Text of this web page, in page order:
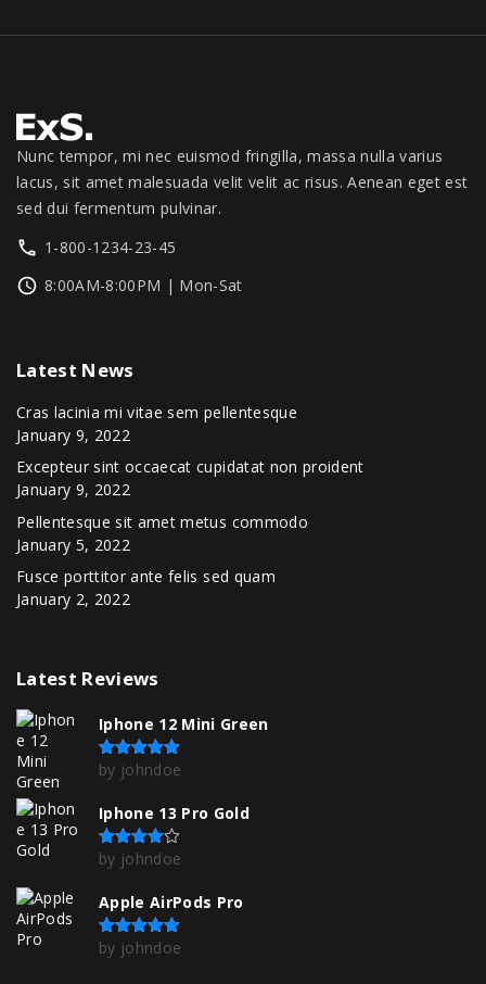
Nunc tempor, mi nec euismod fringilla, massa nulla varius
lacus, sit amet malesuada velit velit ac risus. Aenean eget est
sed dui fermentum pulvinar.
1-800-1234-23-45
8:00AM-8:00PM | Mon-Sat
Latest News
Cras lacinia mi vitae sem pellentesque
January 9, 2022
Excepteur sint occaecat cupidatat non proident
January 9, 2022
Pellentesque sit amet metus commodo
January 5, 2022
Fusce porttitor ante felis sed quam
January 2, 2022
Latest Reviews
Iphone 12 Mini Green
Rated5out of 5
by johndoe
Iphone 13 Pro Gold
Rated4out of 5
by johndoe
Apple AirPods Pro
Rated5out of 5
by johndoe